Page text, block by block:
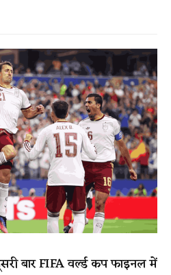
बार FIFA वर्ल्ड कप फाइनल में